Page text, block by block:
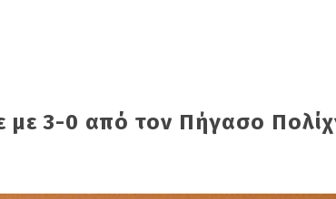
3-0 από τον Πήγασο